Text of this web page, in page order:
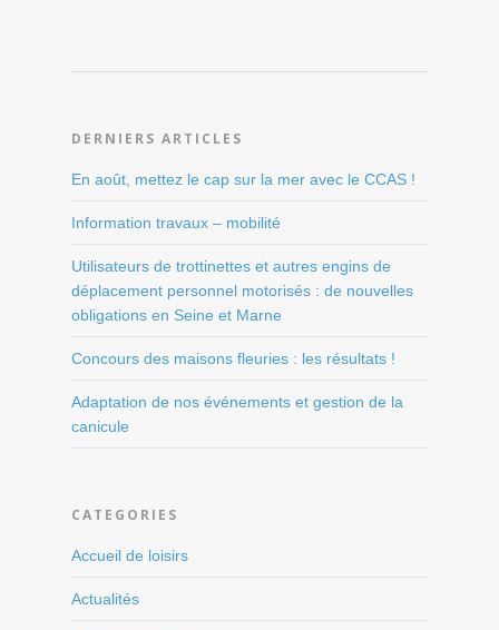
DERNIERS ARTICLES
En août, mettez le cap sur la mer avec le CCAS !
Information travaux – mobilité
Utilisateurs de trottinettes et autres engins de
déplacement personnel motorisés : de nouvelles
obligations en Seine et Marne
Concours des maisons fleuries : les résultats !
Adaptation de nos événements et gestion de la
canicule
CATEGORIES
Accueil de loisirs
Actualités